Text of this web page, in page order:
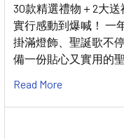
30款精選禮物＋2大送
實行感動到爆喊！ 一
掛滿燈飾、聖誕歌不
備一份貼心又實用的
Read More